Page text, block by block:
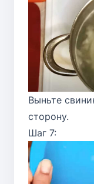
Выньте
сторону.
Шаг 7: